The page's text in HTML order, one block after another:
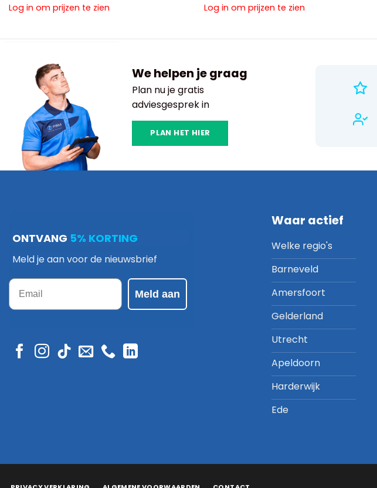
Log in om prijzen te zien
Log in om prijzen te zien
We helpen je graag
Plan nu je gratis
adviesgesprek in
PLAN HET HIER
ONTVANG 5% KORTING
Meld je aan voor de nieuwsbrief
Email
Meld aan
Waar actief
Welke regio's
Barneveld
Amersfoort
Gelderland
Utrecht
Apeldoorn
Harderwijk
Ede